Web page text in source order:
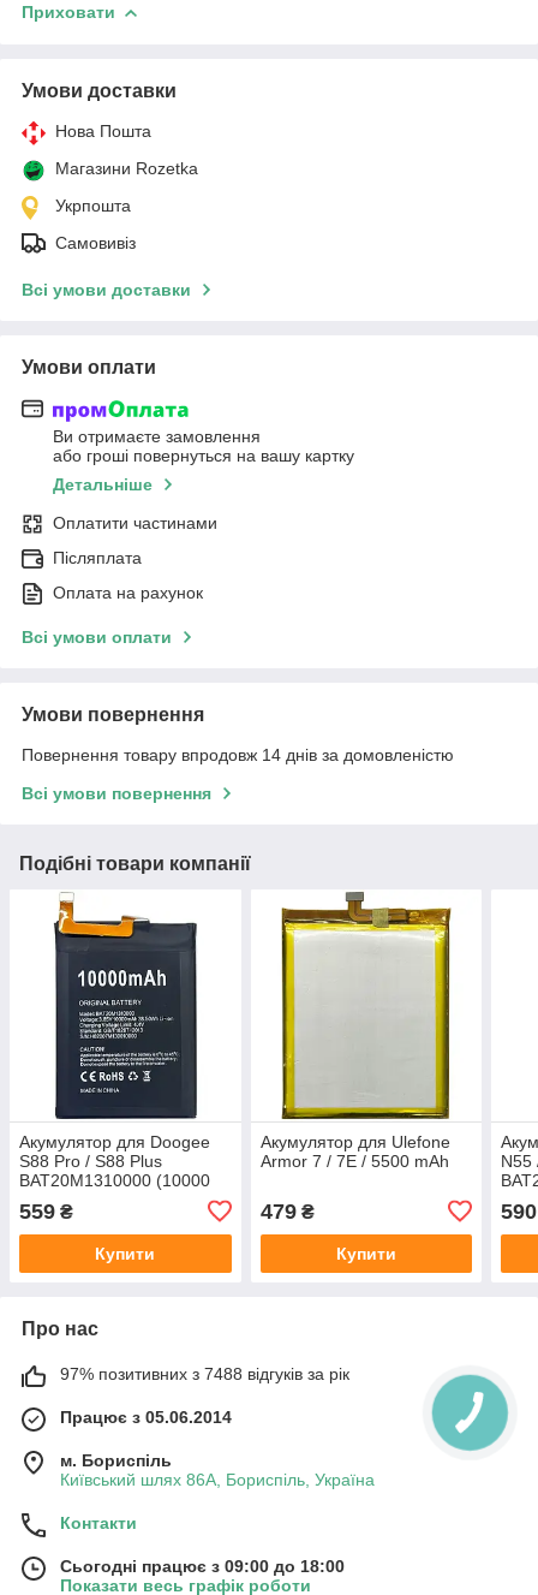
Приховати
Умови доставки
Нова Пошта
Магазини Rozetka
Укрпошта
Самовивіз
Всі умови доставки
Умови оплати
Ви отримаєте замовлення
або гроші повернуться на вашу картку
Детальніше
Оплатити частинами
Післяплата
Оплата на рахунок
Всі умови оплати
Умови повернення
Повернення товару впродовж 14 днів за домовленістю
Всі умови повернення
Подібні товари компанії
Акумулятор для Doogee
S88 Pro / S88 Plus
BAT20M1310000 (10000
559 ₴
Купити
Акумулятор для Ulefone
Armor 7 / 7E / 5500 mAh
479₴
Купити
N55
590
Про нас
97% позитивних з 7488 відгуків за рік
Працює з 05.06.2014
м. Бориспіль
Київський шлях 86А, Бориспіль, Україна
Контакти
Сьогодні працює з 09:00 до 18:00
Показати весь графік роботи